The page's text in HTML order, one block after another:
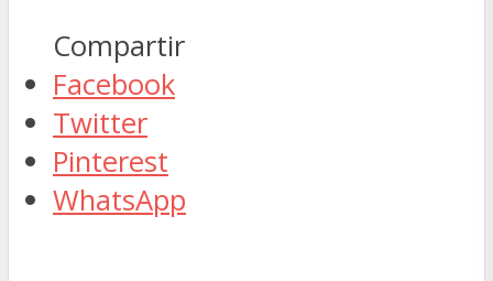
Compartir
Facebook
Twitter
Pinterest
WhatsApp